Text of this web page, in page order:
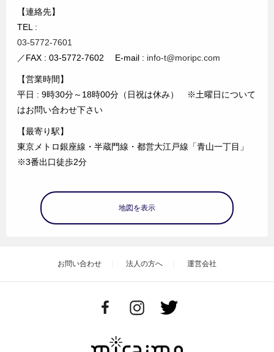
【連絡先】
TEL :
03-5772-7601
／FAX : 03-5772-7602 E-mail : info-t@moripc.com
【営業時間】
平日 : 9時30分～18時00分（日祝は休み） ※土曜日について
はお問い合わせ下さい
【最寄り駅】
東京メトロ銀座線・半蔵門線・都営大江戸線「青山一丁目」
※3番出口徒歩2分
地図を表示
お問い合わせ 法人の方へ 運営会社